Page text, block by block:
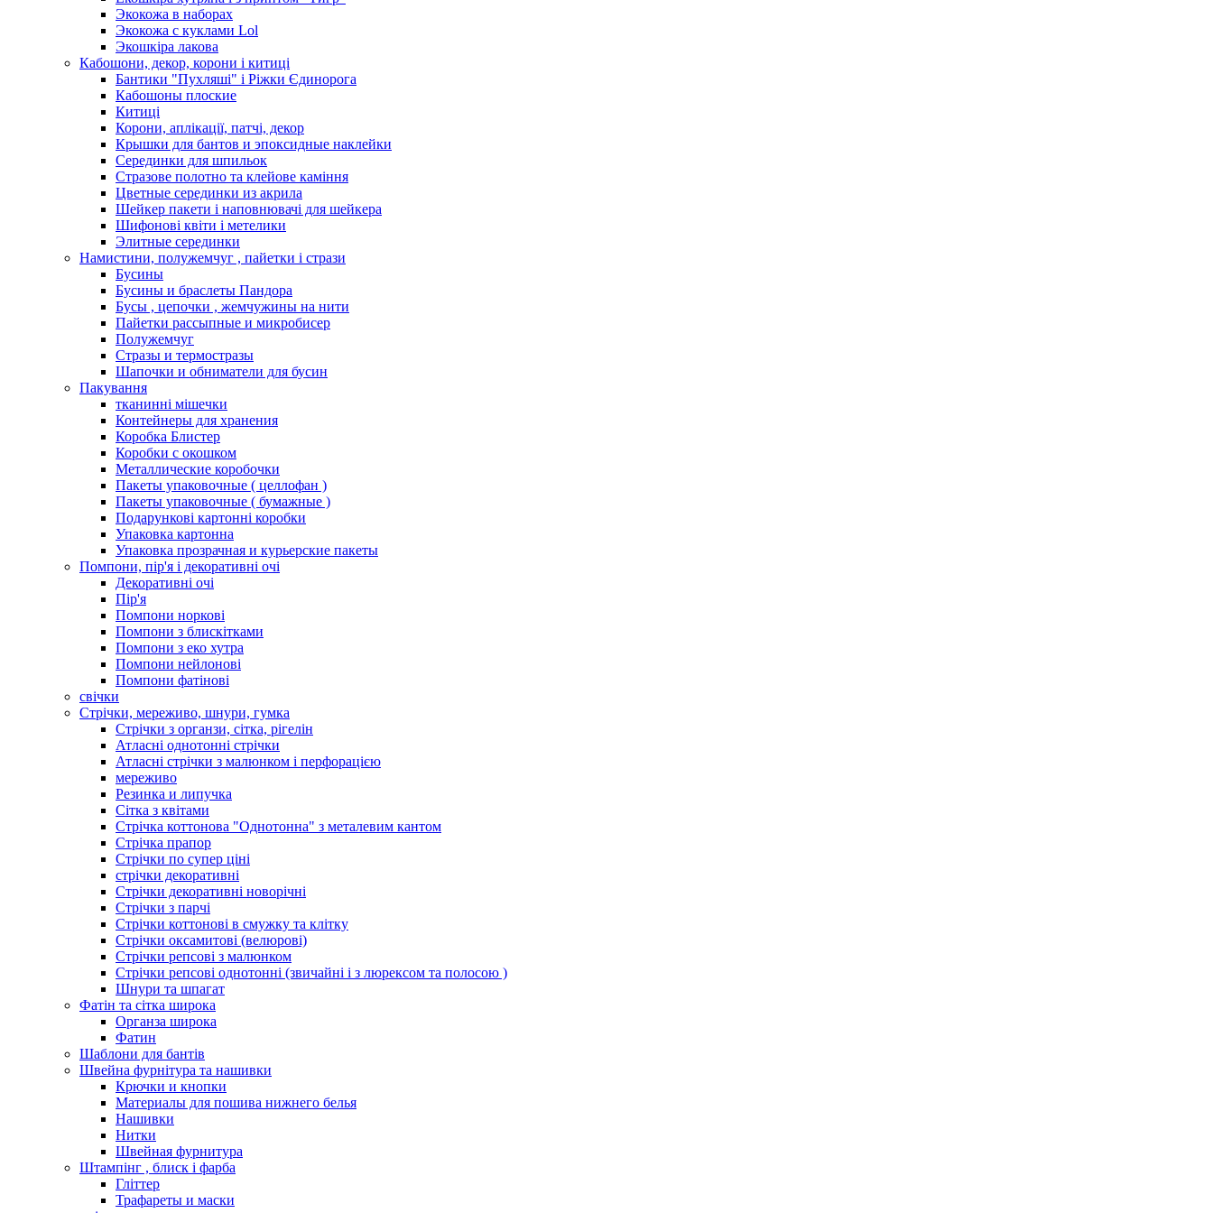
Экокожа в наборах
Экокожа с куклами Lol
Экошкiра лакова
Кабошони, декор, корони і китиці
Бантики "Пухляші" і Ріжки Єдинорога
Кабошоны плоские
Китиці
Корони, аплікації, патчі, декор
Крышки для бантов и эпоксидные наклейки
Серединки для шпильок
Стразове полотно та клейове каміння
Цветные серединки из акрила
Шейкер пакети і наповнювачі для шейкера
Шифонові квіти і метелики
Элитные серединки
Намистини, полужемчуг , пайетки і стрази
Бусины
Бусины и браслеты Пандора
Бусы , цепочки , жемчужины на нити
Пайетки рассыпные и микробисер
Полужемчуг
Стразы и термостразы
Шапочки и обниматели для бусин
Пакування
тканинні мішечки
Контейнеры для хранения
Коробка Блистер
Коробки с окошком
Металлические коробочки
Пакеты упаковочные ( целлофан )
Пакеты упаковочные ( бумажные )
Подарункові картонні коробки
Упаковка картонна
Упаковка прозрачная и курьерские пакеты
Помпони, пір'я і декоративні очі
Декоративні очі
Пір'я
Помпони норкові
Помпони з блискітками
Помпони з еко хутра
Помпони нейлонові
Помпони фатінові
свічки
Стрічки, мереживо, шнури, гумка
Стрічки з органзи, сітка, рігелін
Атласні однотонні стрічки
Атласні стрічки з малюнком і перфорацією
мереживо
Резинка и липучка
Сітка з квітами
Стрічка коттонова "Однотонна" з металевим кантом
Стрічка прапор
Стрічки по супер ціні
стрічки декоративні
Стрічки декоративні новорічні
Стрічки з парчі
Стрічки коттонові в смужку та клітку
Стрічки оксамитові (велюрові)
Стрічки репсові з малюнком
Стрічки репсові однотонні (звичайні і з люрексом та полосою )
Шнури та шпагат
Фатін та сітка широка
Органза широка
Фатин
Шаблони для бантів
Швейна фурнітура та нашивки
Крючки и кнопки
Материалы для пошива нижнего белья
Нашивки
Нитки
Швейная фурнитура
Штампінг , блиск і фарба
Гліттер
Трафареты и маски